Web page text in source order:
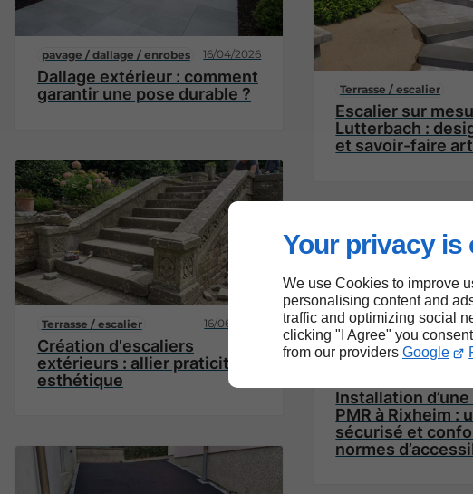
Your privacy is
We use Cookies to improve
personalising content and
traffic and optimizing social
clicking "I Agree" you
from our providers Google
pavage / dallage / enrobes 16/04/2026
Dallage extérieur : comment
garantir une pose durable ?
Terrasse / escalier 16/06/2026
Création d'escaliers
extérieurs : allier praticité et
esthétique
Terrasse / escalier
Escalier sur
Lutterbach :
et savoir-faire
Installation
PMR à Rixheim :
sécurisé et
normes